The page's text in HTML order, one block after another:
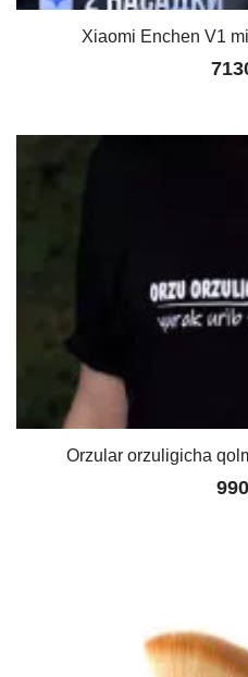
Xiaomi Enchen V1
Orzular orzuligicha